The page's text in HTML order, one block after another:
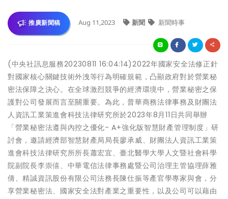
推廣新聞稿 Aug 11,2023 新聞 新聞時事
(中央社訊息服務20230811 16:04:14)2022年國家安全法修正針
對國家核心關鍵技術外洩等行為明確規範，凸顯政府對於營業秘
密法保障之決心。在全球激烈競爭的經濟環境中，營業秘密之保
護對公司發展而言至關重要。為此，普華商務法律事務及財團法
人資訊工業策進會科技法律研究所於2023年8月11日共同舉辦
「營業秘密法遵與內控之優化- A+強化版智慧財產管理制度」研
討會，邀請經濟部智慧財產局局長廖承威、財團法人資訊工業策
進會科技法律研究所所長蕭宏宜、臺北醫學大學人文暨社會科學
院副院長李崇僖、中華電信法律事務處暨公司治理主管協理薛雅
倩、精誠資訊股份有限公司法務長陳仕振等產官學專家與會，分
享營業秘密法、國家安全法對產業之重要性，以及公司可以藉由